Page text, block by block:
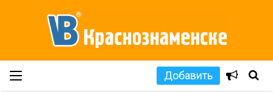
Добавить